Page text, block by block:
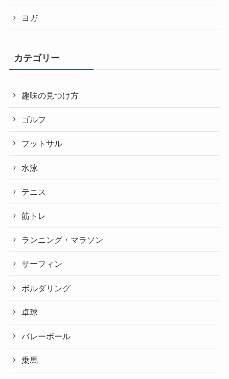
ヨガ
カテゴリー
趣味の見つけ方
ゴルフ
フットサル
水泳
テニス
筋トレ
ランニング・マラソン
サーフィン
ボルダリング
卓球
バレーボール
乗馬